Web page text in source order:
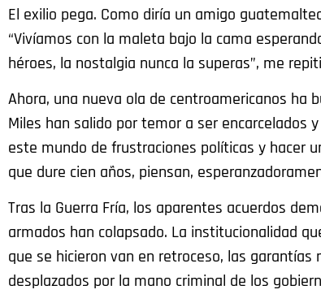
El exilio pega. Como diría un amigo
“Vivíamos con la maleta bajo la cama
héroes, la nostalgia nunca la superas”, me
Ahora, una nueva ola de centroamericanos ha
Miles han salido por temor a ser encarcelados
este mundo de frustraciones políticas y hacer
que dure cien años, piensan,
Tras la Guerra Fría, los aparentes acuerdos
armados han colapsado. La institucionalidad
que se hicieron van en retroceso, las
desplazados por la mano criminal de los